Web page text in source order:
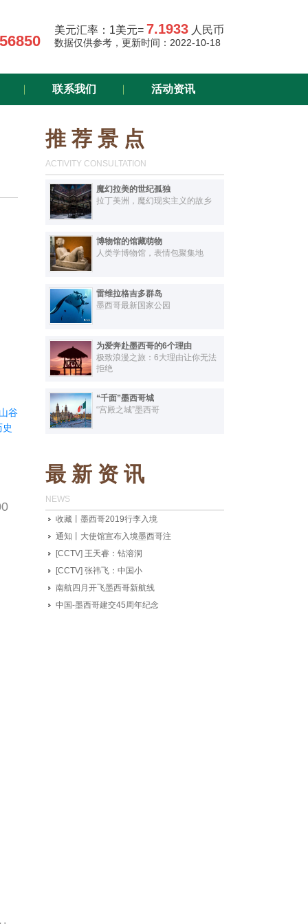
美元汇率： 1美元= 7.1933 人民币
数据仅供参考，更新时间：2022-10-18
联系我们 活动资讯
谷
推 荐 景 点
ACTIVITY CONSULTATION
魔幻拉美的世纪孤独
拉丁美洲，魔幻现实主义的故乡
博物馆的馆藏萌物
人类学博物馆，表情包聚集地
雷维拉格吉多群岛
墨西哥最新国家公园
为爱奔赴墨西哥的6个理由
极致浪漫之旅：6大理由让你无法
拒绝
“千面”墨西哥城
“宫殿之城”墨西哥
最 新 资 讯
NEWS
收藏丨墨西哥2019行李入境
通知丨大使馆宣布入境墨西哥注
[CCTV] 王天睿：钻溶洞
[CCTV] 张祎飞：中国小
南航四月开飞墨西哥新航线
中国-墨西哥建交45周年纪念